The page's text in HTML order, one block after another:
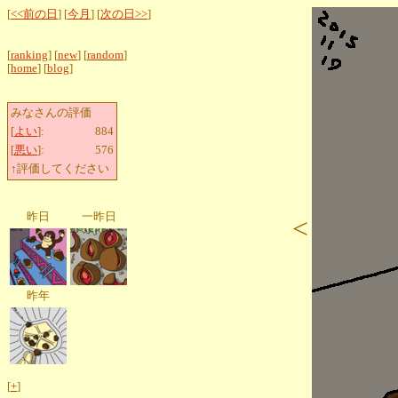
[<<前の日 ] [今月 ] [次の日>>]
[ranking] [new] [random]
[home] [blog]
みなさんの評価
[よい]:
884
[悪い]:
576
↑評価してください
昨日 一昨日
昨年
[+]
<